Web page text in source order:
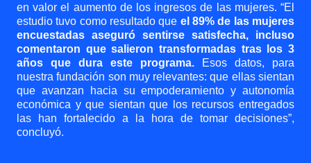
en valor el aumento de los ingresos de las mujeres. “El
estudio tuvo como resultado que el 89% de las mujeres
encuestadas aseguró sentirse satisfecha, incluso
comentaron que salieron transformadas tras los 3
años que dura este programa.
Esos datos, para
nuestra fundación son muy relevantes: que ellas sientan
que avanzan hacia su empoderamiento y autonomía
económica y que sientan que los recursos entregados
las han fortalecido a la hora de tomar decisiones”,
concluyó.